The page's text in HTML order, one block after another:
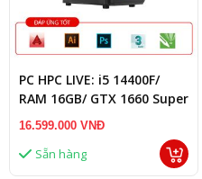
PC HPC LIVE: i5 14400F/
RAM 16GB/ GTX 1660 Super
6G
16.599.000 VNĐ
Sẵn hàng